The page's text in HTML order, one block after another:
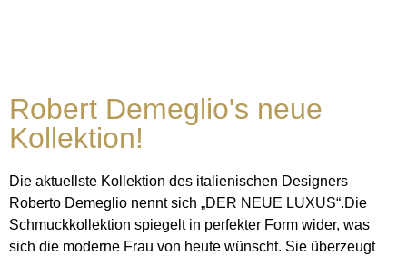
Robert Demeglio's neue
Kollektion!
Die aktuellste Kollektion des italienischen Designers
Roberto Demeglio nennt sich „DER NEUE LUXUS“.Die
Schmuckkollektion spiegelt in perfekter Form wider, was
sich die moderne Frau von heute wünscht. Sie überzeugt